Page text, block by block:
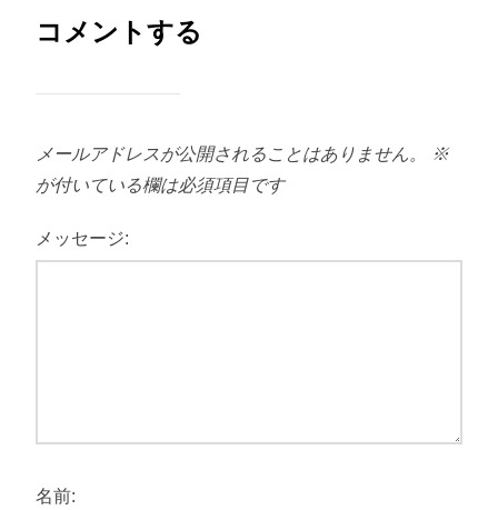
コメントする
メールアドレスが公開されることはありません。
※
が付いている欄は必須項目です
メッセージ:
名前: